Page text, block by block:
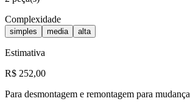
Complexidade
simples media alta
Estimativa
R$ 252,00
Para desmontagem e remontagem para mudança